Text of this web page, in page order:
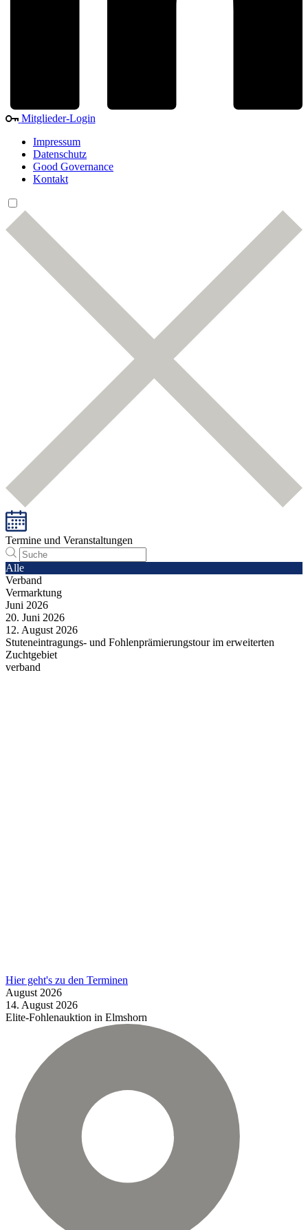
Mitglieder-Login
Impressum
Datenschutz
Good Governance
Kontakt
Termine und Veranstaltungen
Alle
Verband
Vermarktung
Juni 2026
20. Juni 2026
12. August 2026
Stuteneintragungs- und Fohlenprämierungstour im erweiterten
Zuchtgebiet
verband
Hier geht's zu den Terminen
August 2026
14. August 2026
Elite-Fohlenauktion in Elmshorn